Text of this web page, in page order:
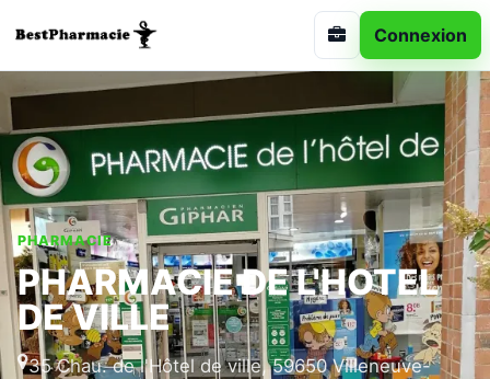
Connexion
PHARMACIE
PHARMACIE DE L'HOTEL
DE VILLE
35 Chau. de l'Hôtel de ville, 59650 Villeneuve-